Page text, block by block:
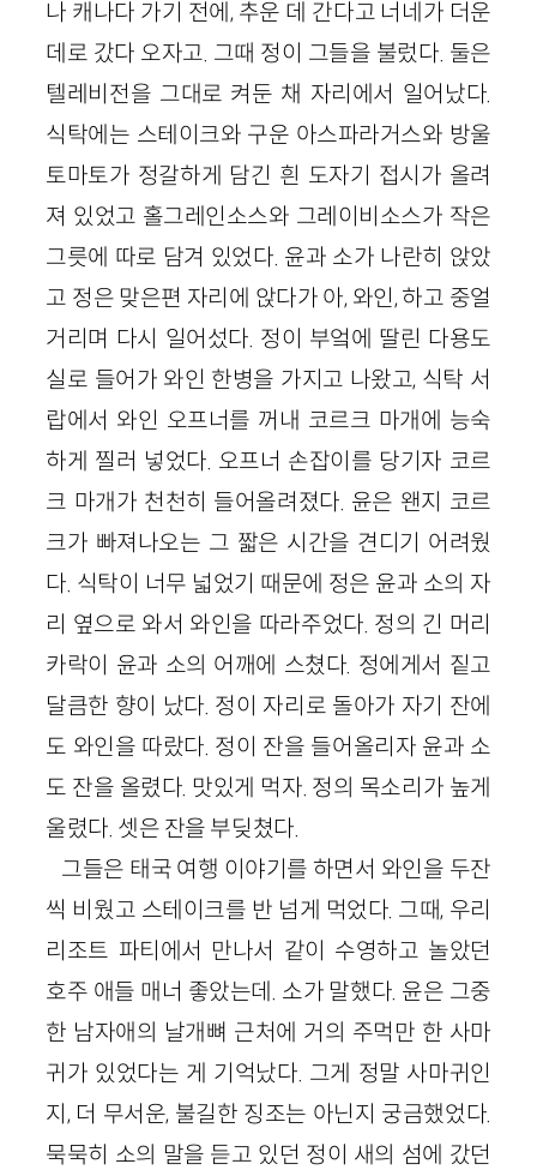
나 캐나다 가기 전에, 추운 데 간다고 너네가 더운
데로 갔다 오자고. 그때 정이 그들을 불렀다. 둘은
텔레비전을 그대로 켜둔 채 자리에서 일어났다.
식탁에는 스테이크와 구운 아스파라거스와 방울
토마토가 정갈하게 담긴 흰 도자기 접시가 올려
져 있었고 홀그레인소스와 그레이비소스가 작은
그릇에 따로 담겨 있었다. 윤과 소가 나란히 앉았
고 정은 맞은편 자리에 앉다가 아, 와인, 하고 중얼
거리며 다시 일어섰다. 정이 부엌에 딸린 다용도
실로 들어가 와인 한병을 가지고 나왔고, 식탁 서
랍에서 와인 오프너를 꺼내 코르크 마개에 능숙
하게 찔러 넣었다. 오프너 손잡이를 당기자 코르
크 마개가 천천히 들어올려졌다. 윤은 왠지 코르
크가 빠져나오는 그 짧은 시간을 견디기 어려웠
다. 식탁이 너무 넓었기 때문에 정은 윤과 소의 자
리 옆으로 와서 와인을 따라주었다. 정의 긴 머리
카락이 윤과 소의 어깨에 스쳤다. 정에게서 짙고
달큼한 향이 났다. 정이 자리로 돌아가 자기 잔에
도 와인을 따랐다. 정이 잔을 들어올리자 윤과 소
도 잔을 올렸다. 맛있게 먹자. 정의 목소리가 높게
울렸다. 셋은 잔을 부딪쳤다.
그들은 태국 여행 이야기를 하면서 와인을 두잔
씩 비웠고 스테이크를 반 넘게 먹었다. 그때, 우리
리조트 파티에서 만나서 같이 수영하고 놀았던
호주 애들 매너 좋았는데. 소가 말했다. 윤은 그중
한 남자애의 날개뼈 근처에 거의 주먹만 한 사마
귀가 있었다는 게 기억났다. 그게 정말 사마귀인
지, 더 무서운, 불길한 징조는 아닌지 궁금했었다.
묵묵히 소의 말을 듣고 있던 정이 새의 섬에 갔던